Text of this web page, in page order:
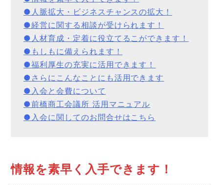
●経営に関する相談が受けられます！
●人材育成・定着に役立てるこができます！
●福利厚生の充実に活用できます！
●さらにこんなことにも活用できます
●入会と会費について
●前橋商工会議所 活用マニュアル
●入会に関してのお問合せはこちら
情報を素早く入手できます！